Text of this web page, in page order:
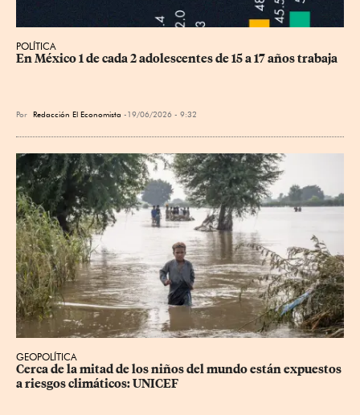
POLÍTICA
En México 1 de cada 2 adolescentes de 15 a 17 años trabaja
Por Redacción El Economista 19/06/2026 - 9:32
GEOPOLÍTICA
Cerca de la mitad de los niños del mundo están expuestos
a riesgos climáticos: UNICEF